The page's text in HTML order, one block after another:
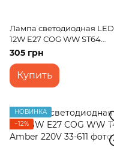
Лампа светодиодная LED
12W E27 COG WW ST64
Amber 220V
305 грн
Купить
НОВИНКА
−12%